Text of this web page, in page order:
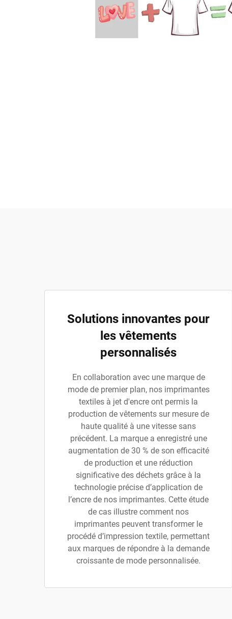
Solutions innovantes pour
les vêtements
personnalisés
En collaboration avec une marque de
mode de premier plan, nos imprimantes
textiles à jet d'encre ont permis la
production de vêtements sur mesure de
haute qualité à une vitesse sans
précédent. La marque a enregistré une
augmentation de 30 % de son efficacité
de production et une réduction
significative des déchets grâce à la
technologie précise d’application de
l’encre de nos imprimantes. Cette étude
de cas illustre comment nos
imprimantes peuvent transformer le
procédé d’impression textile, permettant
aux marques de répondre à la demande
croissante de mode personnalisée.